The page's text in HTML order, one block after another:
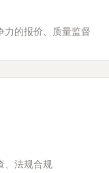
力的报价、质量监督
、法规合规